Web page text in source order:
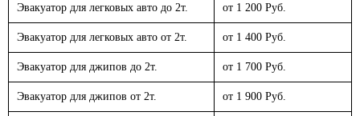
Эвакуатор для легковых авто до 2т. от 1 200 Руб.
Эвакуатор для легковых авто от 2т. от 1 400 Руб.
Эвакуатор для джипов до 2т. от 1 700 Руб.
Эвакуатор для джипов от 2т. от 1 900 Руб.